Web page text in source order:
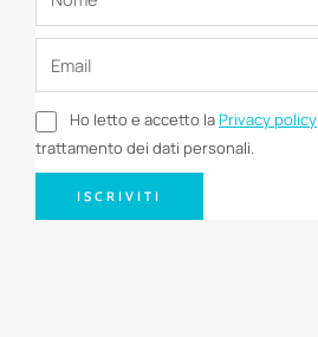
Ho letto e accetto laPrivacy policy
trattamento dei dati personali.
ISCRIVITI